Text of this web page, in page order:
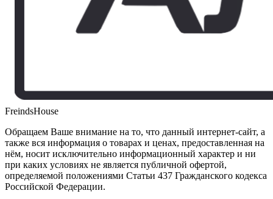
FreindsHouse
Обращаем Ваше внимание на то, что данный интернет-сайт, а
также вся информация о товарах и ценах, предоставленная на
нём, носит исключительно информационный характер и ни
при каких условиях не является публичной офертой,
определяемой положениями Статьи 437 Гражданского кодекса
Российской Федерации.